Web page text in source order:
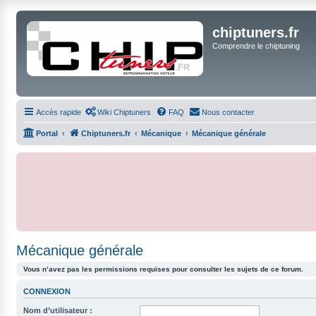
chiptuners.fr
Comprendre le chiptuning
Accès rapide Wiki Chiptuners FAQ Nous contacter
Portal Chiptuners.fr Mécanique Mécanique générale
Mécanique générale
Vous n’avez pas les permissions requises pour consulter les sujets de ce forum.
CONNEXION
Nom d’utilisateur :